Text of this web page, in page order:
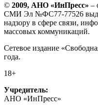
© 2009, АНО «ИнПресс» –
СМИ Эл №ФС77-77526
надзору в сфере связи,
массовых коммуникаций.
Сетевое издание
года.
18+
Учредитель:
АНО «ИнПресс»